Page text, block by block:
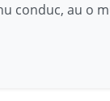
conduc, au o